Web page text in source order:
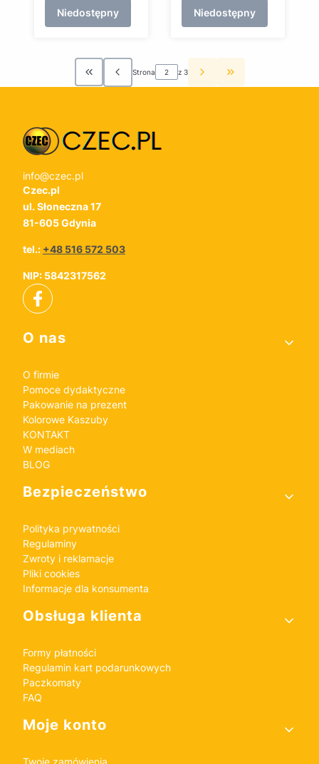
Niedostępny Niedostępny
Wróć do pierwszej strony z produktami
Strona z 3 Przejdź do
info@czec.pl
Czec.pl
ul. Słoneczna 17
81-605 Gdynia
tel.: +48 516 572 503
NIP: 5842317562
Linki w stopce
O nas
O firmie
Pomoce dydaktyczne
Pakowanie na prezent
Kolorowe Kaszuby
KONTAKT
W mediach
BLOG
Bezpieczeństwo
Polityka prywatności
Regulaminy
Zwroty i reklamacje
Pliki cookies
Informacje dla konsumenta
Obsługa klienta
Formy płatności
Regulamin kart podarunkowych
Paczkomaty
FAQ
Moje konto
Twoje zamówienia